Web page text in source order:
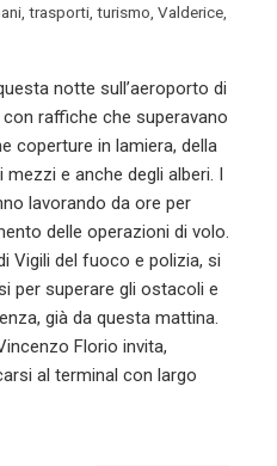
trasporti turismo Valderice
notte sull’aeroporto di
raffiche che superavano
coperture in lamiera, della
e anche degli alberi. I
lavorando da ore per
delle operazioni di volo.
Vigili del fuoco e polizia, si
per superare gli ostacoli e
già da questa mattina.
Florio invita,
al terminal con largo